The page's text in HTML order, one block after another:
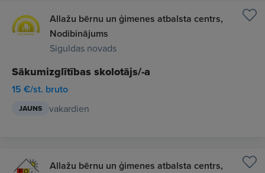
Allažu bērnu un ģimenes atbalsta centrs,
Nodibinājums
Siguldas novads
Sākumizglītības skolotājs/-a
15 €/st. bruto
JAUNS vakardien
Allažu bērnu un ģimenes atbalsta centrs,